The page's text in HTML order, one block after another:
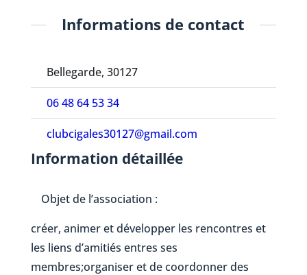
Informations de contact
Bellegarde, 30127
06 48 64 53 34
clubcigales30127@gmail.com
Information détaillée
Objet de l’association :
créer, animer et développer les rencontres et
les liens d’amitiés entres ses
membres;organiser et de coordonner des